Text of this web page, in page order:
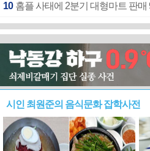
10 홈플 사태에 2분기 대형마트 판
시인 최원준의 음식문화 잡학사전